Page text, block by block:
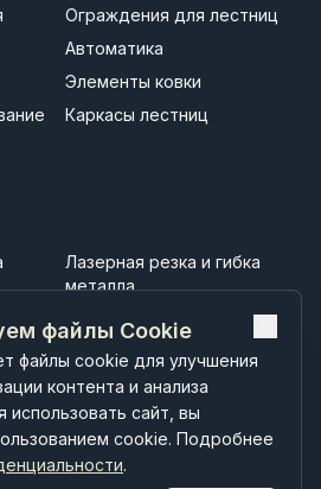
Ограждения для лестниц
Автоматика
Элементы ковки
Каркасы лестниц
Лазерная резка и гибка
металла
Установка ворот
Строительство
малоэтажных зданий
файлы Cookie
файлы cookie для улучшения
контента и анализа
использовать сайт, вы
cookie. Подробнее
.